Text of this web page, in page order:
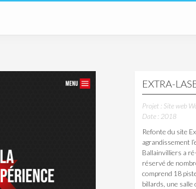
EXTRA-
Projet : Site web
Date : 2018
Refonte du site
agrandissement
Ballainvilliers a
réservé de
comprend 18
billards, une salle